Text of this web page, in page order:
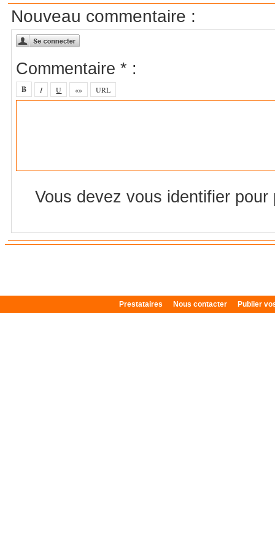
Nouveau commentaire :
Commentaire * :
Vous devez vous identifier
Prestataires Nous contacter Publier